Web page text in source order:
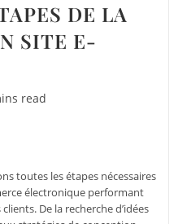
DE LA
SITE E-
read
toutes les étapes nécessaires
électronique performant
De la recherche d’idées